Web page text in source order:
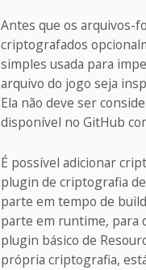
Antes que os arquivos-
criptografados
simples usada para
arquivo do jogo seja
Ela não deve ser
disponível no GitHub
É possível adicionar
plugin de criptografia
parte em tempo de
parte em runtime, para
plugin básico de
própria criptografia,